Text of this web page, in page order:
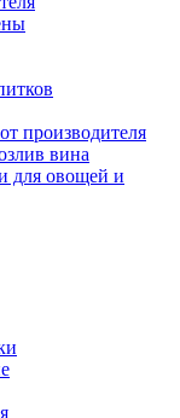
производителя
вина
для овощей и